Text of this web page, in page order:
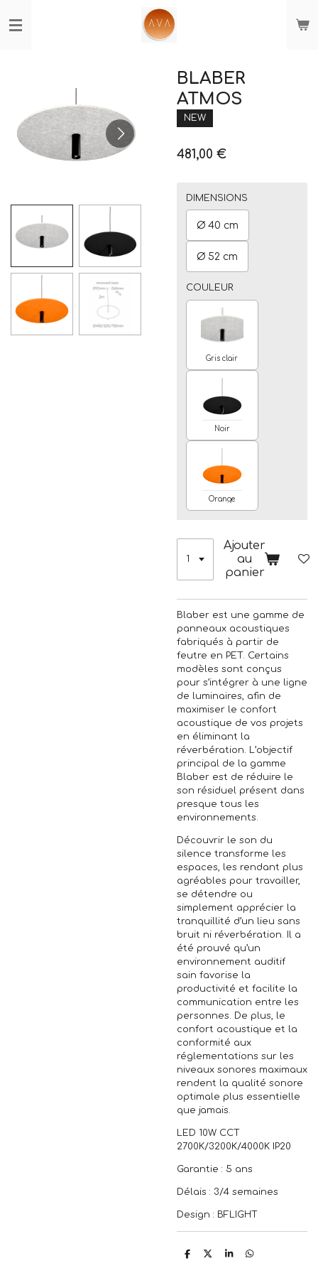
au
BLABER
ATMOS
NEW
481,00 €
DIMENSIONS
Ø 40 cm
Ø 52 cm
COULEUR
Gris clair
Noir
Orange
Ajouter
au
panier
Blaber est une gamme de
panneaux acoustiques
fabriqués à partir de
feutre en PET. Certains
modèles sont conçus
pour s’intégrer à une ligne
de luminaires, afin de
maximiser le confort
acoustique de vos projets
en éliminant la
réverbération. L’objectif
principal de la gamme
Blaber est de réduire le
son résiduel présent dans
presque tous les
environnements.
Découvrir le son du
silence transforme les
espaces, les rendant plus
agréables pour travailler,
se détendre ou
simplement apprécier la
tranquillité d’un lieu sans
bruit ni réverbération. Il a
été prouvé qu’un
environnement auditif
sain favorise la
productivité et facilite la
communication entre les
personnes. De plus, le
confort acoustique et la
conformité aux
réglementations sur les
niveaux sonores maximaux
rendent la qualité sonore
optimale plus essentielle
que jamais.
LED 10W CCT
2700K/3200K/4000K IP20
Garantie : 5 ans
Délais : 3/4 semaines
Design : BFLIGHT
P
P
P
P